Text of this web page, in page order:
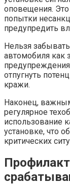
оповещения. Это
попытки
предупредить
Нельзя
автомобиля как
отпугнуть
кражи.
Наконец,
регулярное
использование
установке, что
критических